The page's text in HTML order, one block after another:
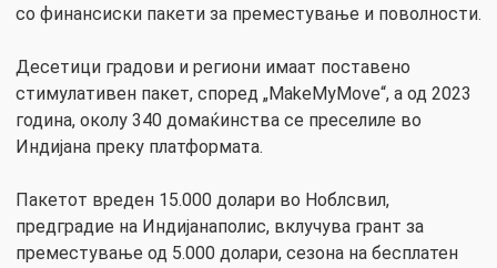
со финансиски пакети за преместување и поволности.
Десетици градови и региони имаат поставено
стимулативен пакет, според „MakeMyMove“, а од 2023
година, околу 340 домаќинства се преселиле во
Индијана преку платформата.
Пакетот вреден 15.000 долари во Ноблсвил,
предградие на Индијанаполис, вклучува грант за
преместување од 5.000 долари, сезона на бесплатен